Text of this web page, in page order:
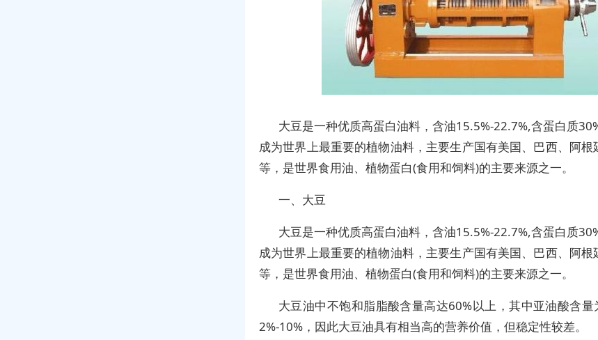
大豆是一种优质高蛋白油料，含油15.5%-22.7%,含蛋白质
成为世界上最重要的植物油料，主要生产国有美国、巴西、阿根
等，是世界食用油、植物蛋白(食用和饲料)的主要来源之一。
一、大豆
大豆是一种优质高蛋白油料，含油15.5%-22.7%,含蛋白质
成为世界上最重要的植物油料，主要生产国有美国、巴西、阿根
等，是世界食用油、植物蛋白(食用和饲料)的主要来源之一。
大豆油中不饱和脂脂酸含量高达60%以上，其中亚油酸含量
2%-10%，因此大豆油具有相当高的营养价值，但稳定性较差。